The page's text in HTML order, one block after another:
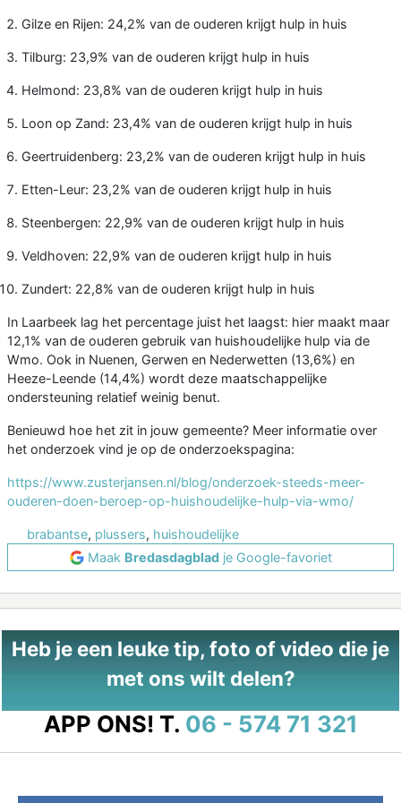
Gilze en Rijen: 24,2% van de ouderen krijgt hulp in huis
Tilburg: 23,9% van de ouderen krijgt hulp in huis
Helmond: 23,8% van de ouderen krijgt hulp in huis
Loon op Zand: 23,4% van de ouderen krijgt hulp in huis
Geertruidenberg: 23,2% van de ouderen krijgt hulp in huis
Etten-Leur: 23,2% van de ouderen krijgt hulp in huis
Steenbergen: 22,9% van de ouderen krijgt hulp in huis
Veldhoven: 22,9% van de ouderen krijgt hulp in huis
Zundert: 22,8% van de ouderen krijgt hulp in huis
In Laarbeek lag het percentage juist het laagst: hier maakt maar
12,1% van de ouderen gebruik van huishoudelijke hulp via de
Wmo. Ook in Nuenen, Gerwen en Nederwetten (13,6%) en
Heeze-Leende (14,4%) wordt deze maatschappelijke
ondersteuning relatief weinig benut.
Benieuwd hoe het zit in jouw gemeente? Meer informatie over
het onderzoek vind je op de onderzoekspagina:
https://www.zusterjansen.nl/blog/onderzoek-steeds-meer-
ouderen-doen-beroep-op-huishoudelijke-hulp-via-wmo/
brabantse, plussers, huishoudelijke
Maak Bredasdagbladje Google-favoriet
Heb je een leuke tip, foto of video die je
met ons wilt delen?
APP ONS! T. 06 - 574 71 321